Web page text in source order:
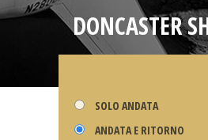
DONCASTER
SOLO ANDATA
ANDATA E RITORNO